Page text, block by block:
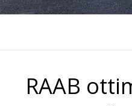
RAAB